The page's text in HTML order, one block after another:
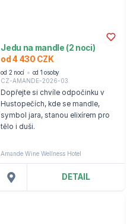
Jedu na mandle (2 noci)
od 4 430 CZK
od 2 nocí
od 1 osoby
CZ-AMANDE-2026-03
Dopřejte si chvíle odpočinku v
Hustopečích, kde se mandle,
symbol jara, stanou elixírem pro
tělo i duši.
Amande Wine Wellness Hotel
DETAIL